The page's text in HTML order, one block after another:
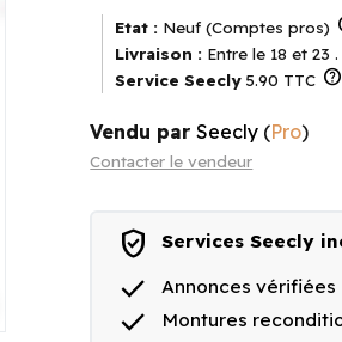
Etat : Neuf (Comptes pros)
Livraison : Entre le 18 et 23 .
Service Seecly 5.90 TTC help
Vendu parSeecly (Pro)
Contacter le vendeur
verified_user Services Seecly
done Annonces vérifiées
done Montures